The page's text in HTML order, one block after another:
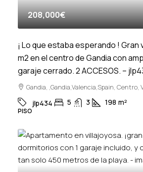
208,000€
¡ Lo que estaba esperando ! Gran
m2 en el centro de Gandia con
garaje cerrado. 2 ACCESOS. –
Gandia, ,Gandia,Valencia,Spain, Centro,
jlp434 5 3 198 m²
PISO